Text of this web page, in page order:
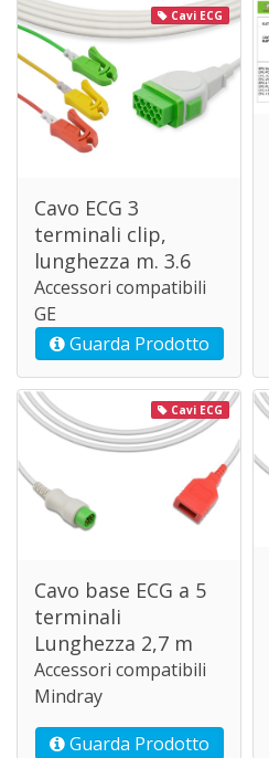
Cavi ECG
Cavo ECG 3
terminali clip,
lunghezza m. 3.6
Accessori compatibili
GE
Guarda Prodotto
Cavi ECG
Cavo base ECG a 5
terminali
Lunghezza 2,7 m
Accessori compatibili
Mindray
Guarda Prodotto